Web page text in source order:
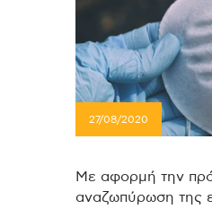
27/08/2020
Με αφορμή την
αναζωπύρωση της